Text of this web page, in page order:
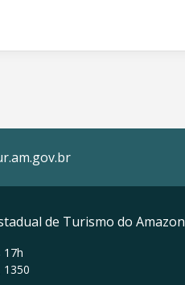
de Turismo do
17h
1350